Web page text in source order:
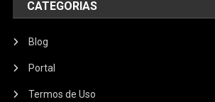
CATEGORIAS
Blog
Portal
Termos de Uso